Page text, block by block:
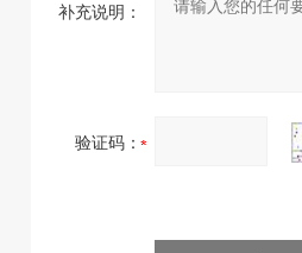
补充说明：
验证码：